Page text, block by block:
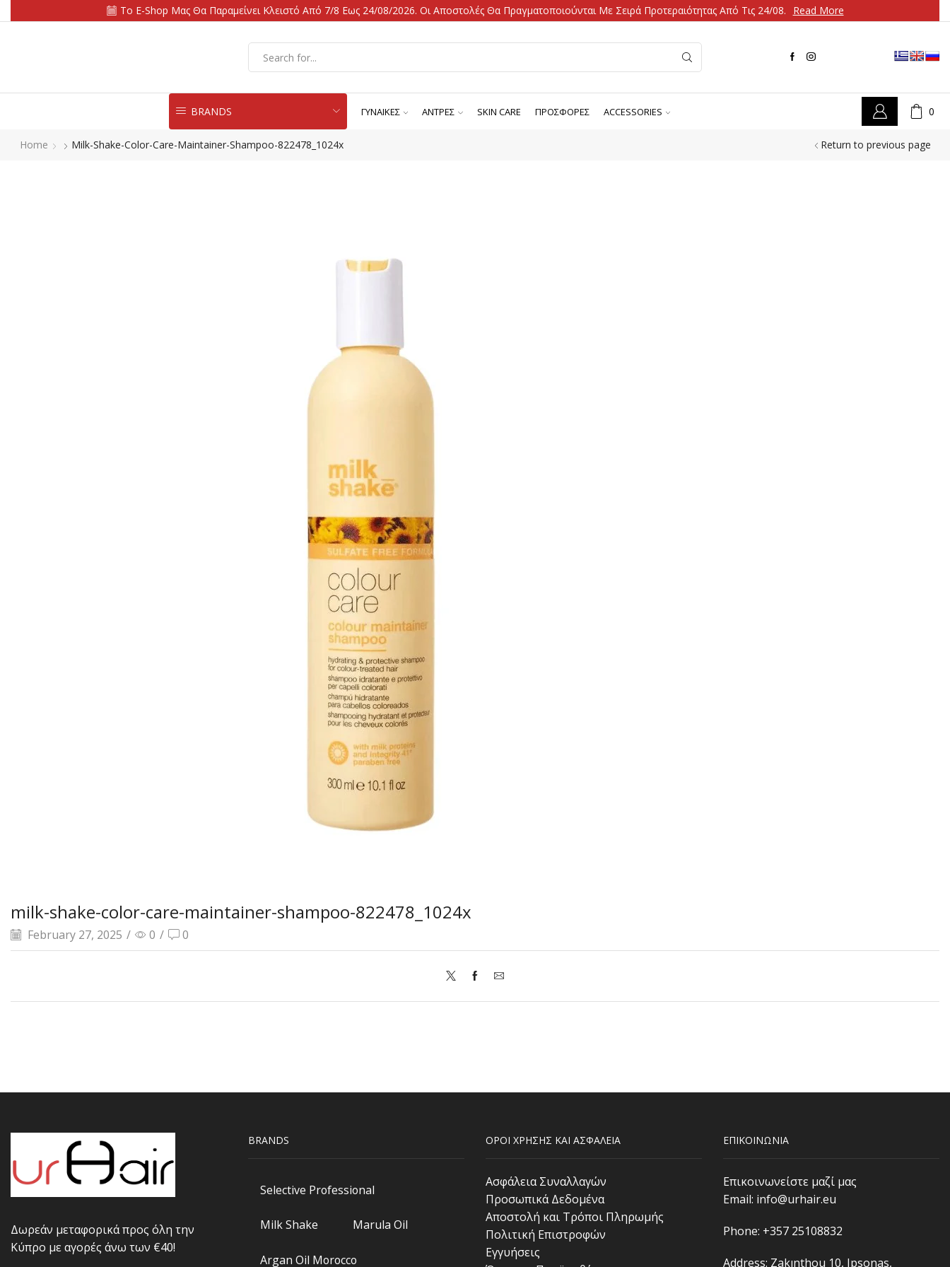
Το E-Shop Μας Θα Παραμείνει Κλειστό Από 7/8 Εως 24/08/2026. Οι Αποστολές Θα Πραγματοποιούνται Με Σειρά Προτεραιότητας Από Τις 24/08. Read More
BRANDS ΓΥΝΑΙΚΕΣ ΑΝΤΡΕΣ SKIN CARE ΠΡΟΣΦΟΡΕΣ ACCESSORIES 0
Return to previous page
Home Milk-Shake-Color-Care-Maintainer-Shampoo-822478_1024x
milk-shake-color-care-maintainer-shampoo-822478_1024x
February 27, 2025 / 0 / 0
Δωρεάν μεταφορικά προς όλη την
Κύπρο με αγορές άνω των €40!
BRANDS
Selective Professional
Milk Shake Marula Oil
Argan Oil Morocco
ΟΡΟΙ ΧΡΗΣΗΣ ΚΑΙ ΑΣΦΑΛΕΙΑ
Ασφάλεια Συναλλαγών
Προσωπικά Δεδομένα
Αποστολή και Τρόποι Πληρωμής
Πολιτική Επιστροφών
Εγγυήσεις
ΕΠΙΚΟΙΝΩΝΙΑ
Επικοινωνείστε μαζί μας
Email: info@urhair.eu
Phone: +357 25108832
Address: Zakınthou 10, Ipsonas,